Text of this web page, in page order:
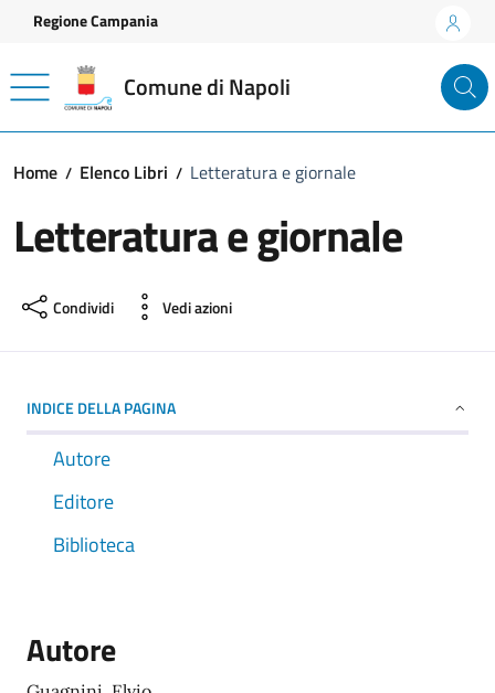
Vai ai contenuti
Vai al footer
Regione Campania
Comune di Napoli
Home Elenco Libri Letteratura e giornale
Letteratura e giornale
Condividi Vedi azioni
INDICE DELLA PAGINA
Autore
Editore
Biblioteca
Autore